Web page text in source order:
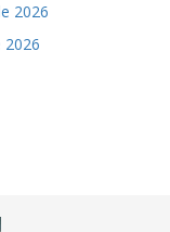
2026
2026